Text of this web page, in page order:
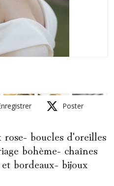
Poster
boucles d'oreilles
bohème- chaînes
bordeaux- bijoux